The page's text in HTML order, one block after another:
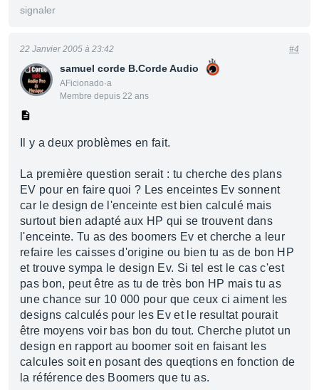
signaler
samuel corde B.Corde Audio
AFicionado·a
Membre depuis 22 ans
22 Janvier 2005 à 23:42 #4
Il y a deux problèmes en fait.
La première question serait : tu cherche des plans
EV pour en faire quoi ? Les enceintes Ev sonnent
car le design de l'enceinte est bien calculé mais
surtout bien adapté aux HP qui se trouvent dans
l'enceinte. Tu as des boomers Ev et cherche a leur
refaire les caisses d'origine ou bien tu as de bon HP
et trouve sympa le design Ev. Si tel est le cas c'est
pas bon, peut être as tu de très bon HP mais tu as
une chance sur 10 000 pour que ceux ci aiment les
designs calculés pour les Ev et le resultat pourait
être moyens voir bas bon du tout. Cherche plutot un
design en rapport au boomer soit en faisant les
calcules soit en posant des queqtions en fonction de
la référence des Boomers que tu as.